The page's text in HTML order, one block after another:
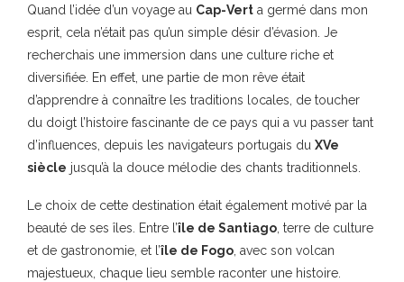
Quand l’idée d’un voyage au Cap-Vert a germé dans mon
esprit, cela n’était pas qu’un simple désir d’évasion. Je
recherchais une immersion dans une culture riche et
diversifiée. En effet, une partie de mon rêve était
d’apprendre à connaître les traditions locales, de toucher
du doigt l’histoire fascinante de ce pays qui a vu passer tant
d’influences, depuis les navigateurs portugais du XVe
siècle jusqu’à la douce mélodie des chants traditionnels.
Le choix de cette destination était également motivé par la
beauté de ses îles. Entre l’île de Santiago, terre de culture
et de gastronomie, et l’île de Fogo, avec son volcan
majestueux, chaque lieu semble raconter une histoire.